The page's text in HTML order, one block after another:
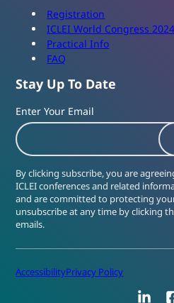
Registration
ICLEI World Congress 2024
Practical Info
FAQ
Stay Up To Date
Enter Your Email
By clicking subscribe, you are
ICLEI conferences and related
and are committed to protecting
unsubscribe at any time by clicking
emails.
AccessibilityPrivacy Policy